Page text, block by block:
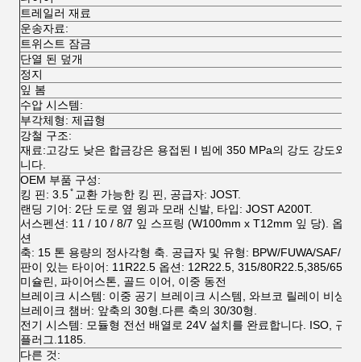
트레일러 재료
운송자료:
트위스트 잠금
단열 된 덮개
정지
잎 봄
수압 시스템:
부각체형: 제곱형
강철 구조:
재료:고강도 낮은 합금강은 용접된 I 빔에 350 MPa의 강도 강도와
니다.
OEM 부품 구성:
킹 핀: 3.5 ̊ 교환 가능한 킹 핀, 공급자: JOST.
랜딩 기어: 2단 도로 옆 윙과 모래 신발, 타입: JOST A200T.
서스펜션: 11 / 10 / 8/7 잎 스프링 (W100mm x T12mm 잎 당). 옵션
션
축: 15 톤 용량의 정사각형 축. 공급자 및 유형: BPW/FUWA/SAF/L1.
판이 있는 타이어: 11R22.5 옵션: 12R22.5, 315/80R22.5,385/
미슐린, 파이어스톤, 골드 이어, 이중 동전
브레이크 시스템: 이중 공기 브레이크 시스템, 와브코 릴레이 비상
브레이크 챔버: 앞축의 30형.다른 축의 30/30형.
전기 시스템: 모듈형 전선 배열로 24V 설치를 완료합니다. ISO, 규
플러그.1185.
다른 것: